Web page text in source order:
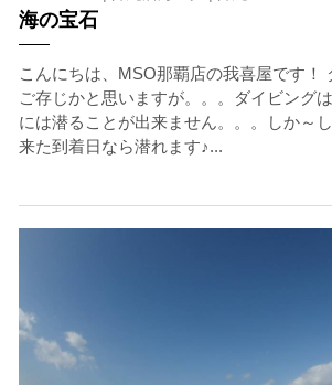
海の宝石
こんにちは、MSO那覇店の我喜屋です！
ご存じかと思いますが。。。ダイビング
には潜ることが出来ません。。。しか～
来た到着日なら潜れます♪...